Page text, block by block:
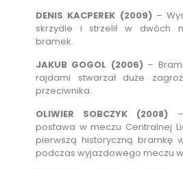
DENIS KACPEREK (2009)–
skrzydle i strzelił w dwóch
bramek.
JAKUB GOGOL (2006)–
rajdami stwarzał duże
przeciwnika.
OLIWIER SOBCZYK (2008)
postawa w meczu Centralnej
pierwszą historyczną bramkę
podczas wyjazdowego meczu